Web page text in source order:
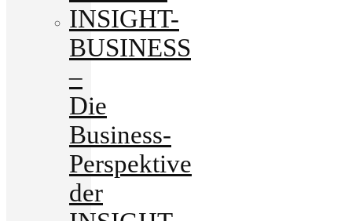
INSIGHT-
BUSINESS
–
Die
Business-
Perspektive
der